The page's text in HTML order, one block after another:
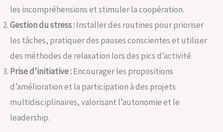
les incompréhensions et stimuler la coopération.
Gestion du stress :Installer des routines pour prioriser
les tâches, pratiquer des pauses conscientes et utiliser
des méthodes de relaxation lors des pics d’activité.
Prise d’initiative :Encourager les propositions
d’amélioration et la participation à des projets
multidisciplinaires, valorisant l’autonomie et le
leadership.